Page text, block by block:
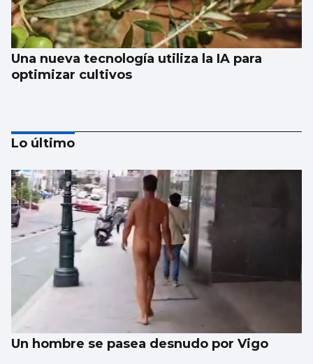
Una nueva tecnología utiliza la IA para
optimizar cultivos
CCOO denuncia que 55.000 trabajadores
gallegos trabajan horas extras cada semana
y cuatro de cada diez no las cobran
Lo último
Un hombre se pasea desnudo por Vigo